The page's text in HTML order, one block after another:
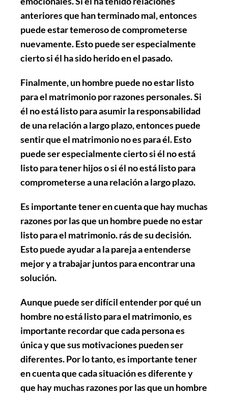
anteriores que han terminado mal, entonces
puede estar temeroso de comprometerse
nuevamente. Esto puede ser especialmente
cierto si él ha sidoheridoen el pasado.
Finalmente, un hombre puede no estar listo
para el matrimonio por razones personales. Si
él no está listo para asumir la responsabilidad
de una relación a largo plazo, entonces puede
sentir que el matrimonio no es para él. Esto
puede ser especialmente cierto si él no está
listo para tener hijos o si él no está listo para
comprometerse a una relación a largo plazo.
Es importante tener en cuenta que hay muchas
razones por las que un hombre puede no estar
listo para el matrimonio. rás de su decisión.
Esto puede ayudar a la pareja a entenderse
mejor y a trabajar juntos para encontrar una
solución.
Aunque puede ser difícil entender por qué un
hombre no está listo para el matrimonio, es
importante recordar que cada persona es
única y que sus motivaciones pueden ser
diferentes. Por lo tanto, es importante tener
en cuenta que cada situación es diferente y
que hay muchas razones por las que un hombre